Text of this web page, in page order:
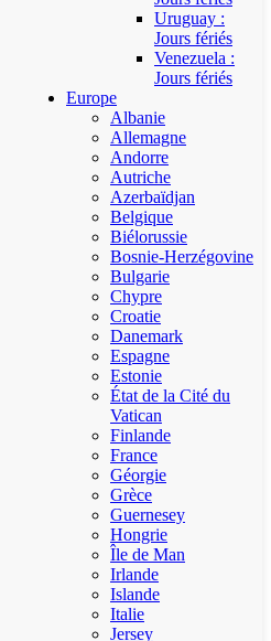
Uruguay :
Jours fériés
Venezuela :
Jours fériés
Europe
Albanie
Allemagne
Andorre
Autriche
Azerbaïdjan
Belgique
Biélorussie
Bosnie-Herzégovine
Bulgarie
Chypre
Croatie
Danemark
Espagne
Estonie
État de la Cité du
Vatican
Finlande
France
Géorgie
Grèce
Guernesey
Hongrie
Île de Man
Irlande
Islande
Italie
Jersey